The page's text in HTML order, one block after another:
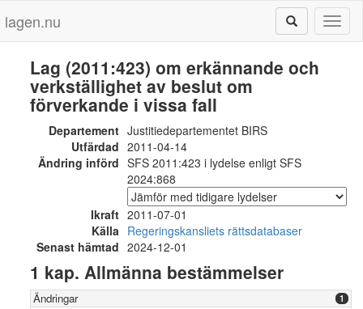
lagen.nu
Lag (2011:423) om erkännande och
verkställighet av beslut om
förverkande i vissa fall
Departement Justitiedepartementet BIRS
Utfärdad 2011-04-14
Ändring införd SFS 2011:423 i lydelse enligt SFS
2024:868
Ikraft 2011-07-01
Källa Regeringskansliets rättsdatabaser
Senast hämtad 2024-12-01
1 kap. Allmänna bestämmelser
Ändringar 1